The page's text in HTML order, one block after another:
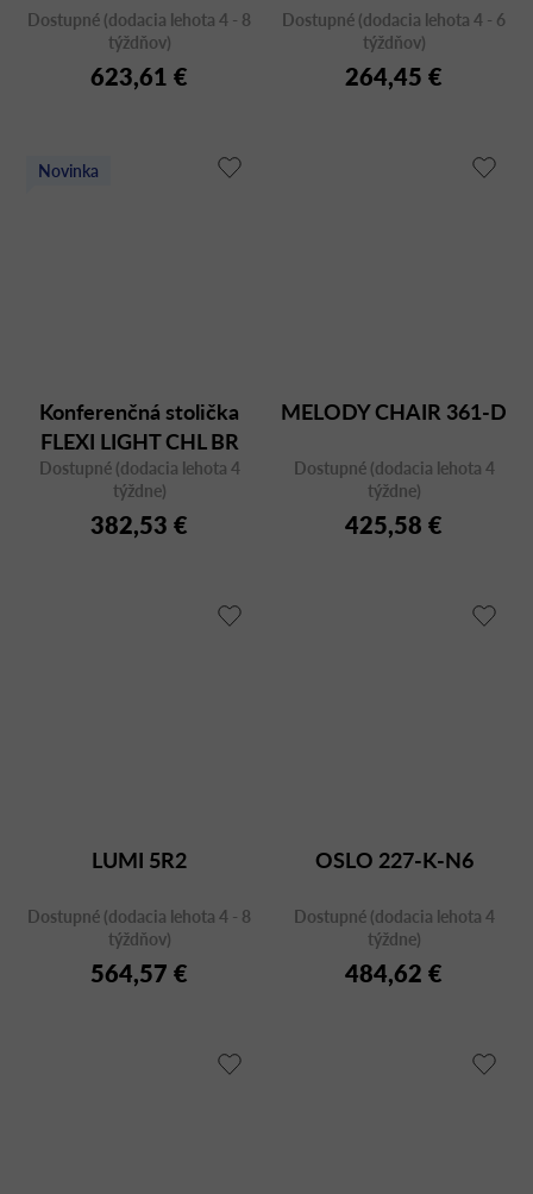
Dostupné (dodacia lehota 4 - 8
týždňov)
623,61 €
Dostupné (dodacia lehota 4 - 6
týždňov)
264,45 €
Novinka
Konferenčná stolička
FLEXI LIGHT CHL BR
F95-BL
Dostupné (dodacia lehota 4
týždne)
382,53 €
MELODY CHAIR 361-D
Dostupné (dodacia lehota 4
týždne)
425,58 €
LUMI 5R2
Dostupné (dodacia lehota 4 - 8
týždňov)
564,57 €
OSLO 227-K-N6
Dostupné (dodacia lehota 4
týždne)
484,62 €